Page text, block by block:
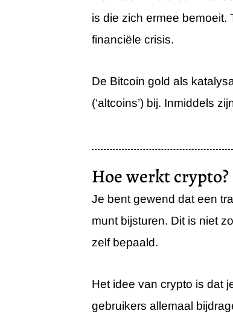
is die zich ermee
financiële crisis.
De Bitcoin gold als
(‘altcoins’) bij. Inmiddels
Hoe werkt crypto?
Je bent gewend dat een
munt bijsturen. Dit is niet
zelf bepaald.
Het idee van crypto is dat
gebruikers allemaal